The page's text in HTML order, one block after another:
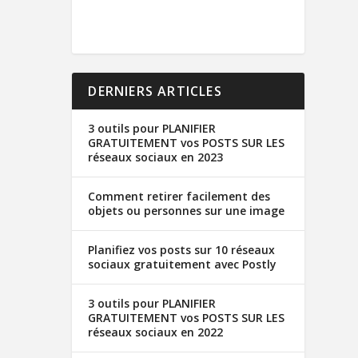
DERNIERS ARTICLES
3 outils pour PLANIFIER
GRATUITEMENT vos POSTS SUR LES
réseaux sociaux en 2023
Comment retirer facilement des
objets ou personnes sur une image
Planifiez vos posts sur 10 réseaux
sociaux gratuitement avec Postly
3 outils pour PLANIFIER
GRATUITEMENT vos POSTS SUR LES
réseaux sociaux en 2022